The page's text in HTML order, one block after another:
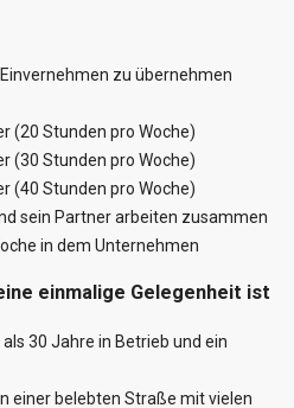
zu übernehmen
(20 Stunden pro Woche)
(30 Stunden pro Woche)
(40 Stunden pro Woche)
sein Partner arbeiten zusammen
in dem Unternehmen
einmalige Gelegenheit ist
30 Jahre in Betrieb und ein
einer belebten Straße mit vielen